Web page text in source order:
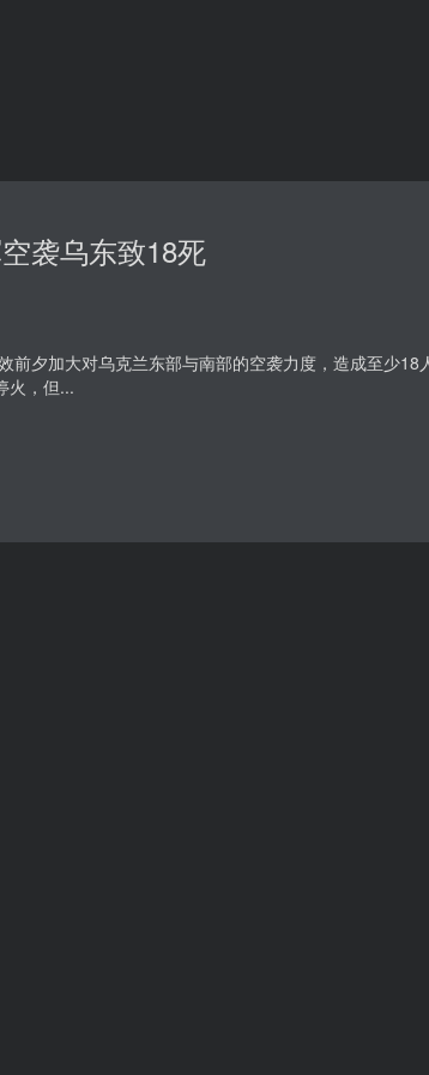
袭乌东致18死
前夕加大对乌克兰东部与南部的空袭力度，造成至少
火，但...